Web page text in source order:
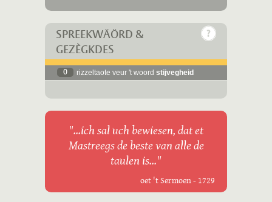
SPREEKWÄÖRD &
GEZÈGKDES
0 rizzeltaote veur 't woord stijvegheid
"...ich sal uch bewiesen, dat et
Mastreegs de beste van alle de
taulen is..."
oet 't Sermoen - 1729